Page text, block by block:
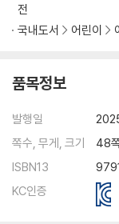
전
국내도서
어린이
품목정보
발행일
쪽수, 무게, 크기
48
ISBN13
KC인증